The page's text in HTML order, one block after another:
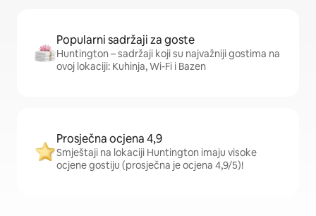
Popularni sadržaji za goste
Huntington – sadržaji koji su najvažniji gostima na
ovoj lokaciji: Kuhinja, Wi-Fi i Bazen
Prosječna ocjena 4,9
Smještaji na lokaciji Huntington imaju visoke
ocjene gostiju (prosječna je ocjena 4,9/5)!